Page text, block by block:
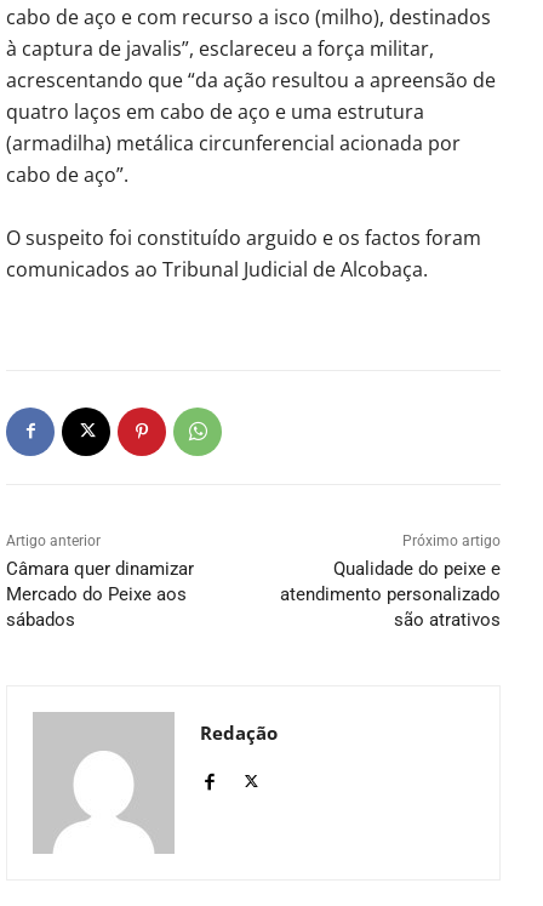
cabo de aço e com recurso a isco (milho), destinados
à captura de javalis”, esclareceu a força militar,
acrescentando que “da ação resultou a apreensão de
quatro laços em cabo de aço e uma estrutura
(armadilha) metálica circunferencial acionada por
cabo de aço”.
O suspeito foi constituído arguido e os factos foram
comunicados ao Tribunal Judicial de Alcobaça.
Artigo anterior
Câmara quer dinamizar
Mercado do Peixe aos
sábados
Próximo artigo
Qualidade do peixe e
atendimento personalizado
são atrativos
Redação